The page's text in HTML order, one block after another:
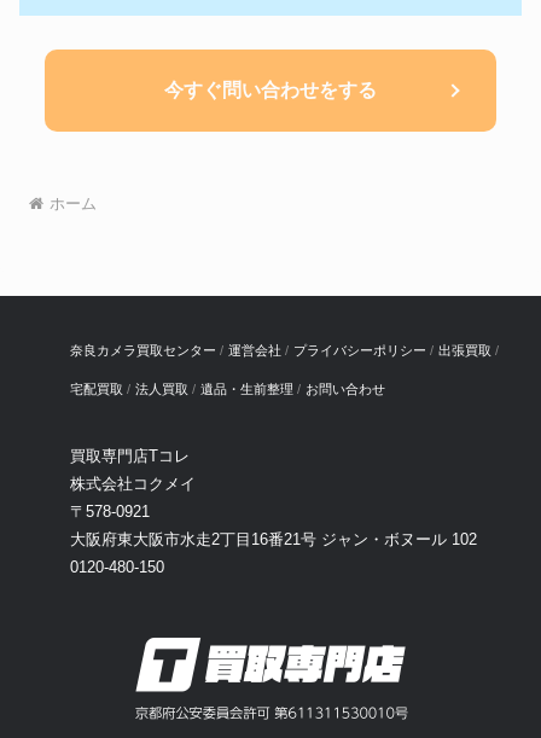
今すぐ問い合わせをする
ホーム
奈良カメラ買取センター 運営会社 プライバシーポリシー 出張買取
宅配買取 法人買取 遺品・生前整理 お問い合わせ
買取専門店Tコレ
株式会社コクメイ
〒578-0921
大阪府東大阪市水走2丁目16番21号 ジャン・ボヌール 102
0120-480-150